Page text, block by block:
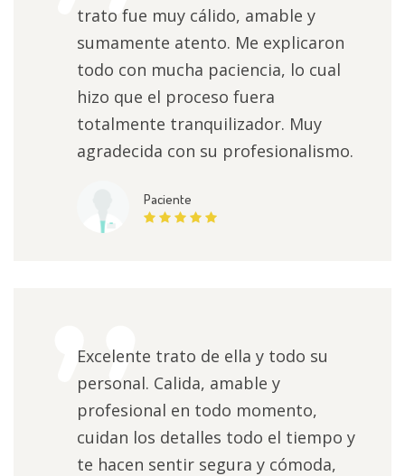
trato fue muy cálido, amable y
sumamente atento. Me explicaron
todo con mucha paciencia, lo cual
hizo que el proceso fuera
totalmente tranquilizador. Muy
agradecida con su profesionalismo.
Paciente
Excelente trato de ella y todo su
personal. Calida, amable y
profesional en todo momento,
cuidan los detalles todo el tiempo y
te hacen sentir segura y cómoda,